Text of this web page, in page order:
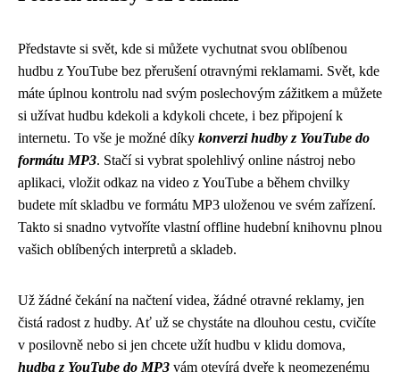
Představte si svět, kde si můžete vychutnat svou oblíbenou
hudbu z YouTube bez přerušení otravnými reklamami. Svět, kde
máte úplnou kontrolu nad svým poslechovým zážitkem a můžete
si užívat hudbu kdekoli a kdykoli chcete, i bez připojení k
internetu. To vše je možné díky konverzi hudby z YouTube do
formátu MP3. Stačí si vybrat spolehlivý online nástroj nebo
aplikaci, vložit odkaz na video z YouTube a během chvilky
budete mít skladbu ve formátu MP3 uloženou ve svém zařízení.
Takto si snadno vytvoříte vlastní offline hudební knihovnu plnou
vašich oblíbených interpretů a skladeb.
Už žádné čekání na načtení videa, žádné otravné reklamy, jen
čistá radost z hudby. Ať už se chystáte na dlouhou cestu, cvičíte
v posilovně nebo si jen chcete užít hudbu v klidu domova,
hudba z YouTube do MP3 vám otevírá dveře k neomezenému